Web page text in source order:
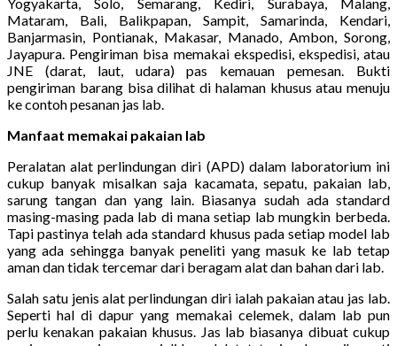
Mataram, Bali, Balikpapan, Sampit, Samarinda, Kendari,
Banjarmasin, Pontianak, Makasar, Manado, Ambon, Sorong,
Jayapura. Pengiriman bisa memakai ekspedisi, ekspedisi, atau
JNE (darat, laut, udara) pas kemauan pemesan. Bukti
pengiriman barang bisa dilihat di halaman khusus atau menuju
ke contoh pesanan jas lab.
Manfaat memakai pakaian lab
Peralatan alat perlindungan diri (APD) dalam laboratorium ini
cukup banyak misalkan saja kacamata, sepatu, pakaian lab,
sarung tangan dan yang lain. Biasanya sudah ada standard
masing-masing pada lab di mana setiap lab mungkin berbeda.
Tapi pastinya telah ada standard khusus pada setiap model lab
yang ada sehingga banyak peneliti yang masuk ke lab tetap
aman dan tidak tercemar dari beragam alat dan bahan dari lab.
Salah satu jenis alat perlindungan diri ialah pakaian atau jas lab.
Seperti hal di dapur yang memakai celemek, dalam lab pun
perlu kenakan pakaian khusus. Jas lab biasanya dibuat cukup